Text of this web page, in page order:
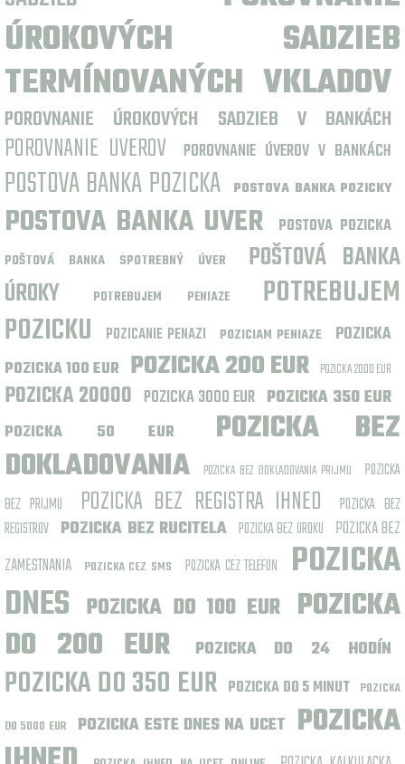
ÚROKOVÝCH SADZIEB
TERMÍNOVANÝCH VKLADOV
POROVNANIE ÚROKOVÝCH SADZIEB V BANKÁCH
POROVNANIE UVEROV POROVNANIE ÚVEROV V BANKÁCH
POSTOVA BANKA POZICKA POSTOVA BANKA POZICKY
POSTOVA BANKA UVER POSTOVA POZICKA
POŠTOVÁ BANKA SPOTREBNÝ ÚVER
POŠTOVÁ BANKA
ÚROKY
POTREBUJEM PENIAZE
POTREBUJEM
POZICKU
POZICANIE PENAZI POZICIAM PENIAZE POZICKA
POZICKA 100 EUR POZICKA 200 EUR POZICKA 2000 EUR
POZICKA 20000 POZICKA 3000 EUR POZICKA 350 EUR
POZICKA 50 EUR
POZICKA BEZ
DOKLADOVANIA
POZICKA BEZ DOKLADOVANIA PRIJMU
POZICKA
BEZ PRIJMU
POZICKA BEZ REGISTRA IHNED
POZICKA BEZ
REGISTROV POZICKA BEZ RUCITELA POZICKA BEZ UROKU POZICKA BEZ
ZAMESTNANIA
POZICKA CEZ SMS POZICKA CEZ TELEFON
POZICKA
DNES POZICKA DO 100 EUR POZICKA
DO 200 EUR
POZICKA DO 24 HODÍN
POZICKA DO 350 EUR POZICKA DO 5 MINUT POZICKA
DO 5000 EUR
POZICKA ESTE DNES NA UCET POZICKA